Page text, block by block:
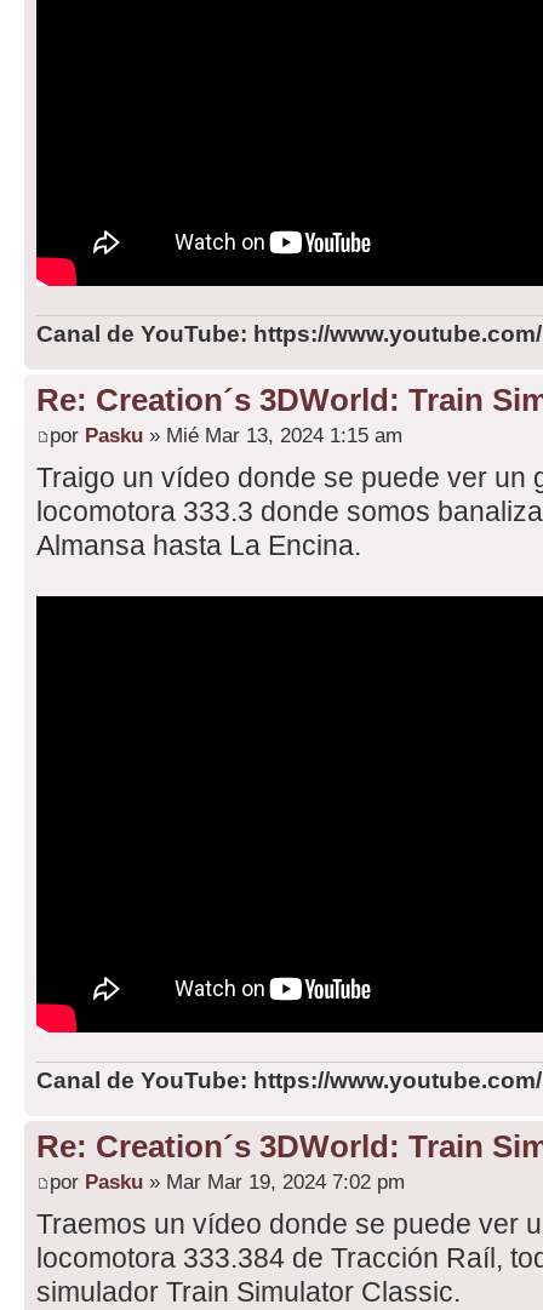
Canal de YouTube: https://
Re: Creation´s 3DWorld: Train
por Pasku » Mié Mar 13, 2024 1:15 am
Traigo un vídeo donde se puede ver un
locomotora 333.3 donde somos
Almansa hasta La Encina.
Canal de YouTube: https://
Re: Creation´s 3DWorld: Train
por Pasku » Mar Mar 19, 2024 7:02 pm
Traemos un vídeo donde se puede ver
locomotora 333.384 de Tracción Raíl,
simulador Train Simulator Classic.